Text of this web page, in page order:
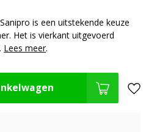
is een uitstekende keuze
Het is vierkant uitgevoerd
Lees meer.